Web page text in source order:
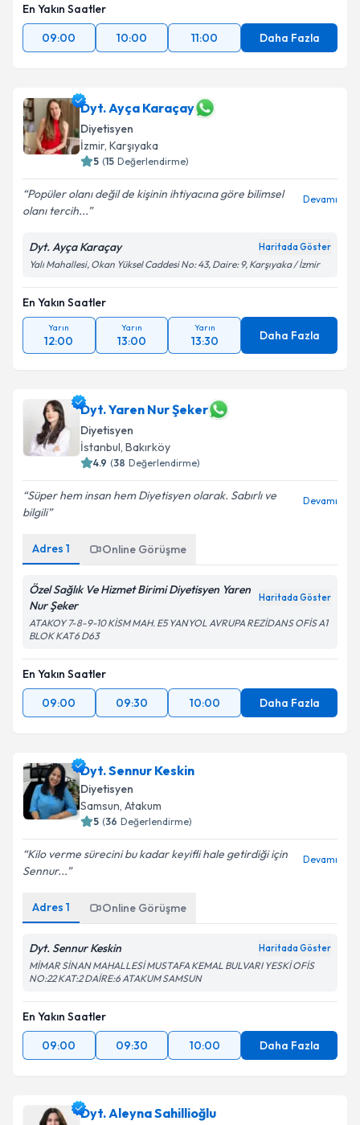
En Yakın Saatler
09:00
10:00 11:00 Daha Fazla
Dyt. Ayça Karaçay
Diyetisyen
İzmir, Karşıyaka
5 (15 Değerlendirme)
Popüler olanı değil de kişinin ihtiyacına göre bilimsel
olanı tercih...
Devamı
Dyt. Ayça Karaçay Haritada Göster
Yalı Mahallesi, Okan Yüksel Caddesi No: 43, Daire: 9, Karşıyaka / İzmir
En Yakın Saatler
Yarın
12:00
Yarın
13:00
Yarın
13:30 Daha Fazla
Dyt. Yaren Nur Şeker
Diyetisyen
İstanbul, Bakırköy
4.9 (38 Değerlendirme)
Süper hem insan hem Diyetisyen olarak. Sabırlı ve
bilgili
Devamı
Adres 1 Online Görüşme
Özel Sağlık Ve Hizmet Birimi Diyetisyen Yaren
Nur Şeker
Haritada Göster
ATAKOY 7-8-9-10 KİSM MAH. E5 YANYOL AVRUPA REZİDANS OFİS A1
BLOK KAT6 D63
En Yakın Saatler
09:00
09:30 10:00 Daha Fazla
Dyt. Sennur Keskin
Diyetisyen
Samsun, Atakum
5 (36 Değerlendirme)
Kilo verme sürecini bu kadar keyifli hale getirdiği için
Sennur...
Devamı
Adres 1 Online Görüşme
Dyt. Sennur Keskin Haritada Göster
MİMAR SİNAN MAHALLESİ MUSTAFA KEMAL BULVARI YESKİ OFİS
NO:22 KAT:2 DAİRE:6 ATAKUM SAMSUN
En Yakın Saatler
09:00
09:30 10:00 Daha Fazla
Dyt. Aleyna Sahillioğlu